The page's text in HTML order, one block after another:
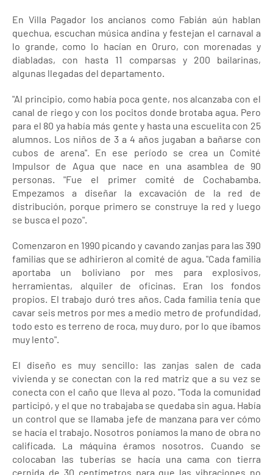
En Villa Pagador los ancianos como Fabián aún hablan
quechua, escuchan música andina y festejan el carnaval a
lo grande, como lo hacían en Oruro, con morenadas y
diabladas, con hasta 11 comparsas y 200 bailarinas,
algunas llegadas del departamento.
"Al principio, como había poca gente, nos alcanzaba con el
canal de riego y con los pocitos donde brotaba agua. Pero
para el 80 ya había más gente y hasta una escuelita con 25
alumnos. Los niños de 3 a 4 años jugaban a bañarse con
cubos de arena". En ese período se crea un Comité
Impulsor de Agua que nace en una asamblea de 90
personas. "Fue el primer comité de Cochabamba.
Empezamos a diseñar la excavación de la red de
distribución, porque primero se construye la red y luego
se busca el pozo".
Comenzaron en 1990 picando y cavando zanjas para las 390
familias que se adhirieron al comité de agua. "Cada familia
aportaba un boliviano por mes para explosivos,
herramientas, alquiler de oficinas. Eran los fondos
propios. El trabajo duró tres años. Cada familia tenía que
cavar seis metros por mes a medio metro de profundidad,
todo esto es terreno de roca, muy duro, por lo que íbamos
muy lento".
El diseño es muy sencillo: las zanjas salen de cada
vivienda y se conectan con la red matriz que a su vez se
conecta con el caño que lleva al pozo. "Toda la comunidad
participó, y el que no trabajaba se quedaba sin agua. Había
un control que se llamaba jefe de manzana para ver cómo
se hacía el trabajo. Nosotros poníamos la mano de obra no
calificada. La máquina éramos nosotros. Cuando se
colocaban las tuberías se hacía una cama con tierra
cernida de 30 centímetros para que las vibraciones no